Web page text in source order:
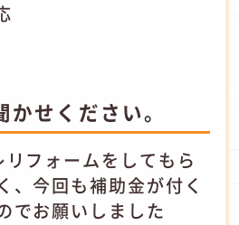
せください。
フォームをしてもら
、今回も補助金が付く
でお願いしました